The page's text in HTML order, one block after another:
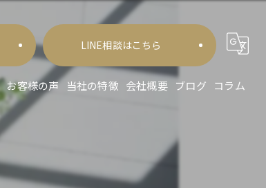
LINE相談はこちら
お客様の声 当社の特徴 会社概要 ブログ コラム